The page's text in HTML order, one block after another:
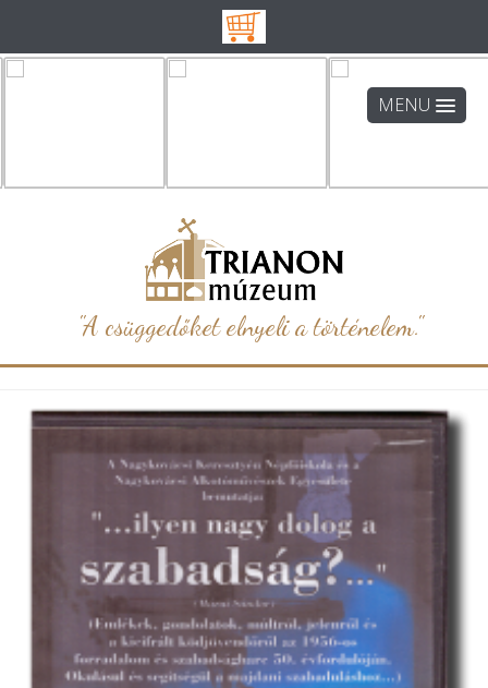
MENU
"A csüggedőket elnyeli a történelem."